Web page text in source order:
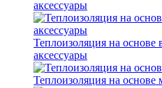
аксессуары
Теплоизоляция на основе
аксессуары
Теплоизоляция на основе